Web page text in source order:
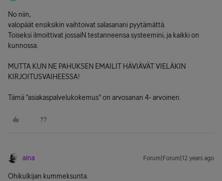
No niin,
valopäät ensiksikin vaihtoivat salasanani pyytämättä.
Toiseksi ilmoittivat jossaiN testanneensa systeemini, ja kaikki on
kunnossa.
MUTTA KUN NE PAHUKSEN EMAILIT HÄVIÄVÄT VIELÄKIN
KIRJOITUSVAIHEESSA!
Tämä "asiakaspalvelukokemus" on arvosanan 4- arvoinen.
aina Forum|Forum|12 years ago
Ohikulkijan kummeksunta.